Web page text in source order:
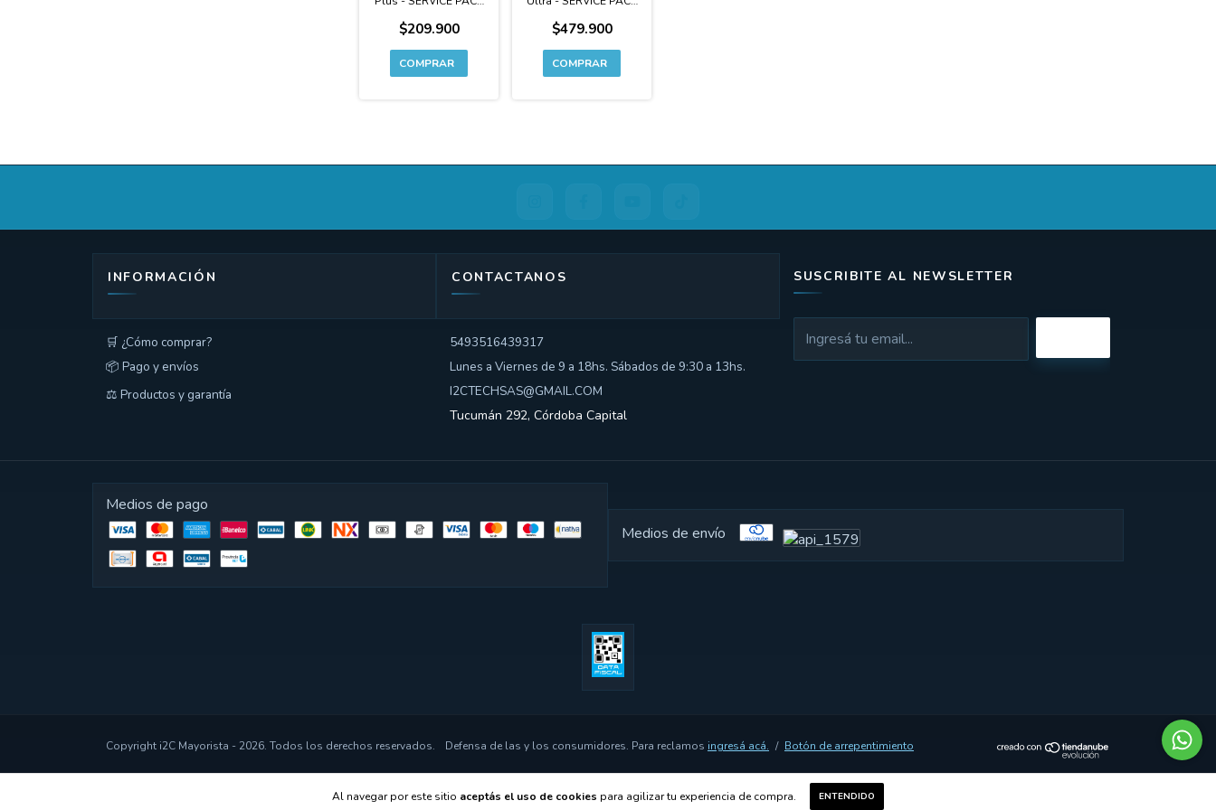
Al navegar por este sitio aceptás el uso de cookies para agilizar tu experiencia de compra. ENTENDIDO
$209.900 $479.900
INFORMACIÓN
🛒 ¿Cómo comprar?
📦 Pago y envíos
⚖️ Productos y garantía
CONTACTANOS
5493516439317
Lunes a Viernes de 9 a 18hs. Sábados de 9:30 a 13hs.
I2CTECHSAS@GMAIL.COM
Tucumán 292, Córdoba Capital
SUSCRIBITE AL NEWSLETTER
Medios de pago
Medios de envío
Copyright i2C Mayorista - 2026. Todos los derechos reservados. Defensa de las y los consumidores. Para reclamos ingresá acá. / Botón de arrepentimiento